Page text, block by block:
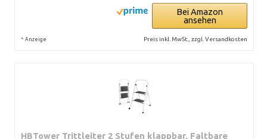
Bei Amazon
ansehen
* Anzeige Preis inkl. MwSt., zzgl. Versandkosten
HBTower Trittleiter 2 Stufen klappbar, Faltbare